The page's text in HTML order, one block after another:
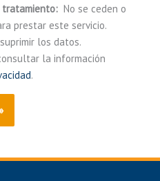
tratamiento: No se ceden o
prestar este servicio.
los datos.
la información
.